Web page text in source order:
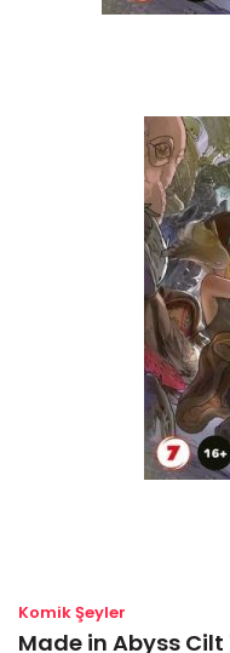
Komik Şeyler
Made in Abyss Cilt